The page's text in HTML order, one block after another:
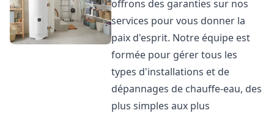
offrons des garanties sur nos
services pour vous donner la
paix d'esprit. Notre équipe est
formée pour gérer tous les
types d'installations et de
dépannages de chauffe-eau, des
plus simples aux plus